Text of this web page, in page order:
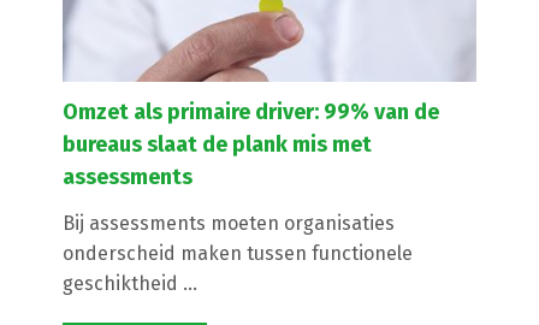
Omzet als primaire driver: 99% van de
bureaus slaat de plank mis met
assessments
Bij assessments moeten organisaties
onderscheid maken tussen functionele
geschiktheid ...